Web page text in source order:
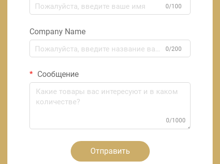
0/100
Company Name
0/200
Сообщение
0/1000
Отправить